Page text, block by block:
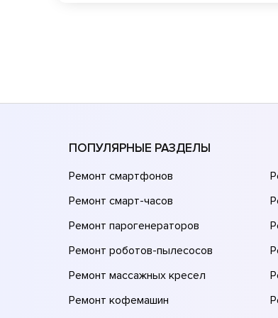
ПОПУЛЯРНЫЕ РАЗДЕЛЫ
Ремонт смартфонов
Ремонт смарт-часов
Ремонт парогенераторов
Ремонт роботов-пылесосов
Ремонт массажных кресел
Ремонт кофемашин